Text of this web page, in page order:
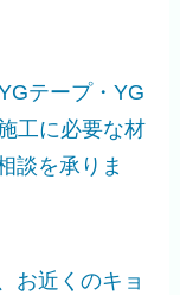
テープ・YG
工に必要な材
談を承りま
お近くのキョ